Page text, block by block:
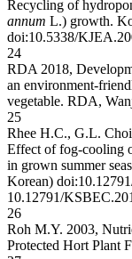
Recycling of
annum L.) growth.
doi:10.5338/
24
RDA 2018,
an environment-
vegetable. RDA,
25
Rhee H.C., G.L.
Effect of fog-cooling
in grown summer
Korean)
10.12791/
26
Roh M.Y. 2003,
Protected Hort Plant